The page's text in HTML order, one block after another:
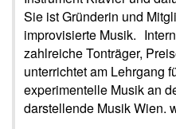
Sie ist Gründerin und
improvisierte Musik.
zahlreiche Tonträger,
unterrichtet am Lehrgang
experimentelle Musik an
darstellende Musik Wien.